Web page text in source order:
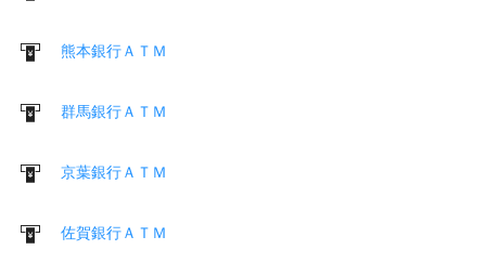
熊本銀行ＡＴＭ
群馬銀行ＡＴＭ
京葉銀行ＡＴＭ
佐賀銀行ＡＴＭ